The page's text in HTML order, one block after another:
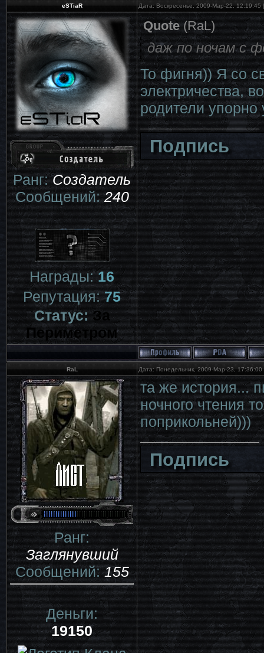
eSTiaR Дата: Воскресенье, 2009-Мар-22,
Ранг:Создатель
Сообщений:240
Награды:16
Репутация:75
Статус:За
Периметром
Quote(RaL)
даж по ночам с
То фигня)) Я со
электричества,
родители
Подпись
RaL Дата: Понедельник, 2009-Мар-23,
Ранг:
Заглянувший
Сообщений:155
Деньги:
19150
та же история...
ночного чтения
поприкольней)))
Подпись